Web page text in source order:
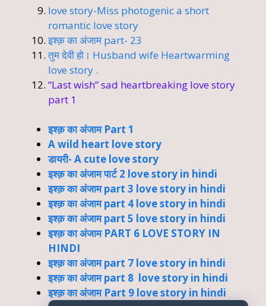
love story-Miss photogenic a short
romantic love story
इश्क़ का अंजाम part- 23
तुम देवी हो। Husband wife Heartwarming
love story .
“Last wish” sad heartbreaking love story
part 1
इश्क़ का अंजाम Part 1
A wild heart love story
डायरी- A cute love story
इश्क़ का अंजाम पार्ट 2 love story in hindi
इश्क़ का अंजाम part 3 love story in hindi
इश्क़ का अंजाम part 4 love story in hindi
इश्क़ का अंजाम part 5 love story in hindi
इश्क़ का अंजाम PART 6 LOVE STORY IN
HINDI
इश्क़ का अंजाम part 7 love story in hindi
इश्क़ का अंजाम part 8 love story in hindi
इश्क़ का अंजाम Part 9 love story in hindi